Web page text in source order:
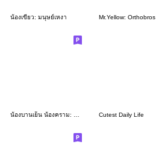
น้องเขียว: มนุษย์เหงา Mr.Yellow: Orthobros
Cutest Daily Life